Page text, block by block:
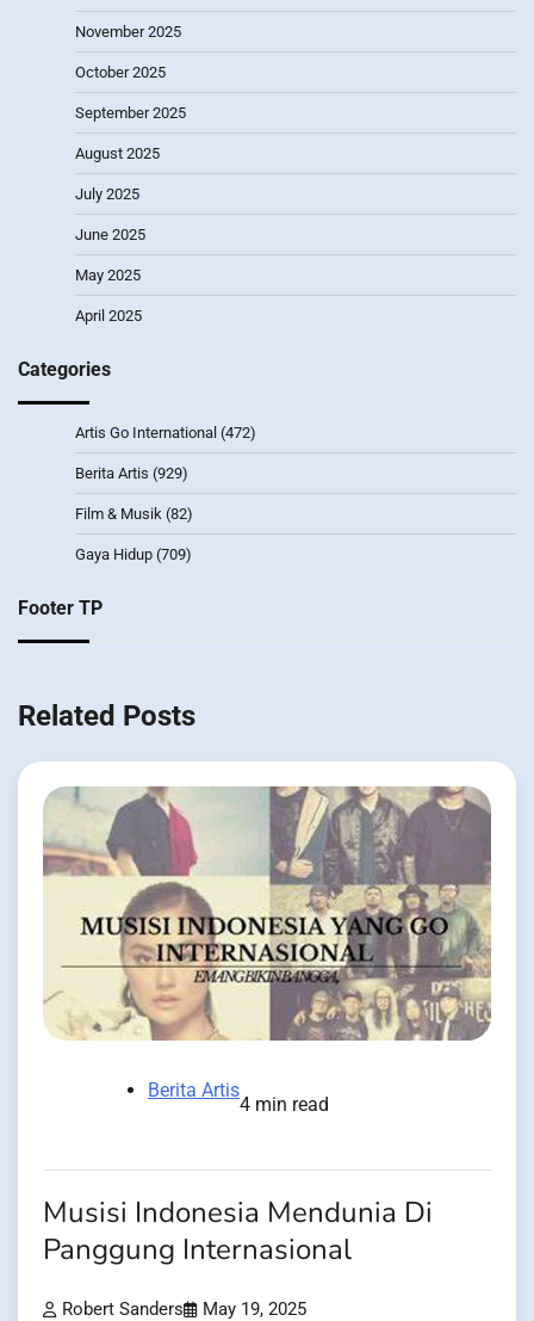
November 2025
October 2025
September 2025
August 2025
July 2025
June 2025
May 2025
April 2025
Categories
Artis Go International (472)
Berita Artis (929)
Film & Musik (82)
Gaya Hidup (709)
Footer TP
Related Posts
Berita Artis
4 min read
Musisi Indonesia Mendunia Di
Panggung Internasional
Robert Sanders May 19, 2025